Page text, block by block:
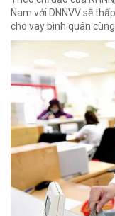
Nam với DNNVV sẽ
cho vay bình quân